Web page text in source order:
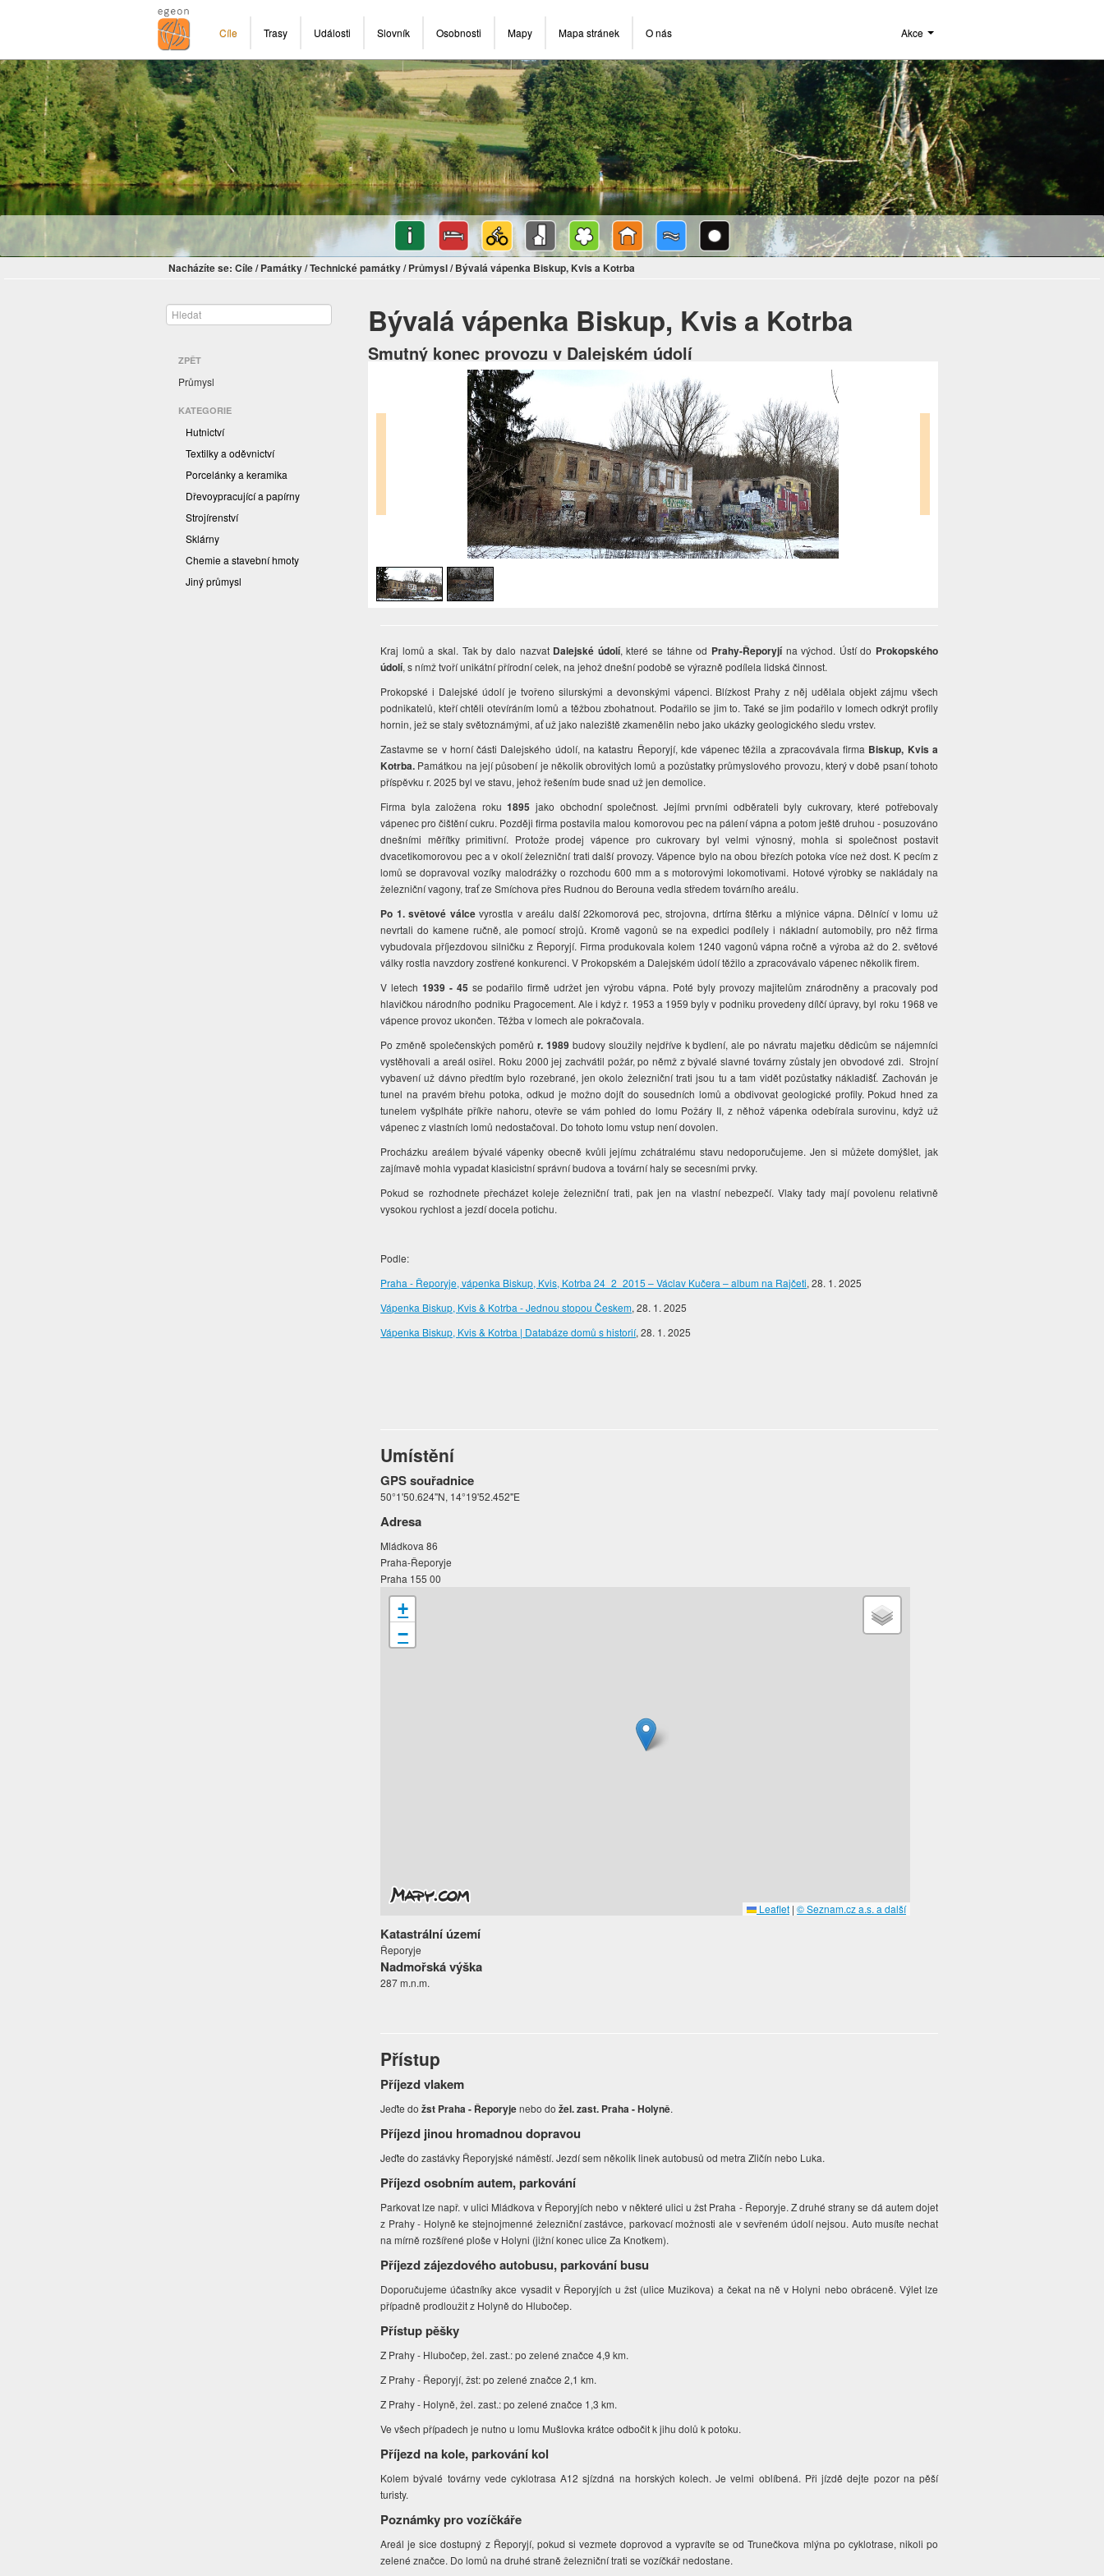
Cíle Trasy Události Slovník Osobnosti Mapy Mapa stránek O nás Akce
Nacházíte se: Cíle/ Památky/Technické památky/ Průmysl/ Bývalá vápenka Biskup, Kvis a Kotrba
ZPĚT
Průmysl
KATEGORIE
Hutnictví
Textilky a oděvnictví
Porcelánky a keramika
Dřevoypracující a papírny
Strojírenství
Sklárny
Chemie a stavební hmoty
Jiný průmysl
Bývalá vápenka Biskup, Kvis a Kotrba
Smutný konec provozu v Dalejském údolí
Kraj lomů a skal. Tak by dalo nazvat Dalejské údolí, které se táhne od Prahy-Řeporyjína východ. Ústí do Prokopského
údolí, s nímž tvoří unikátní přírodní celek, na jehož dnešní podobě se výrazně podílela lidská činnost.
Prokopské i Dalejské údolí je tvořeno silurskými a devonskými vápenci. Blízkost Prahy z něj udělala objekt zájmu všech
podnikatelů, kteří chtěli otevíráním lomů a těžbou zbohatnout. Podařilo se jim to. Také se jim podařilo v lomech odkrýt profily
hornin, jež se staly světoznámými, ať už jako naleziště zkamenělin nebo jako ukázky geologického sledu vrstev.
Zastavme se v horní části Dalejského údolí, na katastru Řeporyjí, kde vápenec těžila a zpracovávala firma Biskup, Kvis a
Kotrba. Památkou na její působení je několik obrovitých lomů a pozůstatky průmyslového provozu, který v době psaní tohoto
příspěvku r. 2025 byl ve stavu, jehož řešením bude snad už jen demolice.
Firma byla založena roku1895 jako obchodní společnost. Jejími prvními odběrateli byly cukrovary, které potřebovaly
vápenec pro čištění cukru. Později firma postavila malou komorovou pec na pálení vápna a potom ještě druhou - posuzováno
dnešními měřítky primitivní. Protože prodej vápence pro cukrovary byl velmi výnosný, mohla si společnost postavit
dvacetikomorovou pec a v okolí železniční trati další provozy. Vápence bylo na obou březích potoka více než dost. K pecím z
lomů se dopravoval vozíky malodrážky o rozchodu 600 mm a s motorovými lokomotivami. Hotové výrobky se nakládaly na
železniční vagony, trať ze Smíchova přes Rudnou do Berouna vedla středem továrního areálu.
Po 1. světové válcevyrostla v areálu další 22komorová pec, strojovna, drtírna štěrku a mlýnice vápna. Dělnící v lomu už
nevrtali do kamene ručně, ale pomocí strojů. Kromě vagonů se na expedici podílely i nákladní automobily, pro něž firma
vybudovala příjezdovou silničku z Řeporyjí. Firma produkovala kolem 1240 vagonů vápna ročně a výroba až do 2. světové
války rostla navzdory zostřené konkurenci. V Prokopském a Dalejském údolí těžilo a zpracovávalo vápenec několik firem.
V letech 1939 - 45 se podařilo firmě udržet jen výrobu vápna. Poté byly provozy majitelům znárodněny a pracovaly pod
hlavičkou národního podniku Pragocement. Ale i když r. 1953 a 1959 byly v podniku provedeny dílčí úpravy, byl roku 1968 ve
vápence provoz ukončen. Těžba v lomech ale pokračovala.
Po změně společenských poměrů r. 1989budovy sloužily nejdříve k bydlení, ale po návratu majetku dědicům se nájemníci
vystěhovali a areál osiřel. Roku 2000 jej zachvátil požár, po němž z bývalé slavné továrny zůstaly jen obvodové zdi. Strojní
vybavení už dávno předtím bylo rozebrané, jen okolo železniční trati jsou tu a tam vidět pozůstatky nákladišť. Zachován je
tunel na pravém břehu potoka, odkud je možno dojít do sousedních lomů a obdivovat geologické profily. Pokud hned za
tunelem vyšplháte příkře nahoru, otevře se vám pohled do lomu Požáry II, z něhož vápenka odebírala surovinu, když už
vápenec z vlastních lomů nedostačoval. Do tohoto lomu vstup není dovolen.
Procházku areálem bývalé vápenky obecně kvůli jejímu zchátralému stavu nedoporučujeme. Jen si můžete domýšlet, jak
zajímavě mohla vypadat klasicistní správní budova a tovární haly se secesními prvky.
Pokud se rozhodnete přecházet koleje železniční trati, pak jen na vlastní nebezpečí. Vlaky tady mají povolenu relativně
vysokou rychlost a jezdí docela potichu.
Podle:
Praha - Řeporyje, vápenka Biskup, Kvis, Kotrba 24_2_2015 – Václav Kučera – album na Rajčeti, 28. 1. 2025
Vápenka Biskup, Kvis & Kotrba - Jednou stopou Českem, 28. 1. 2025
Vápenka Biskup, Kvis & Kotrba | Databáze domů s historií, 28. 1. 2025
Umístění
GPS souřadnice
50°1'50.624"N, 14°19'52.452"E
Adresa
Mládkova 86
Praha-Řeporyje
Praha 155 00
+
−
Leaflet | © Seznam.cz a.s. a další
Katastrální území
Řeporyje
Nadmořská výška
287 m.n.m.
Přístup
Příjezd vlakem
Jeďte dožst Praha - Řeporyjenebo dožel. zast. Praha - Holyně.
Příjezd jinou hromadnou dopravou
Jeďte do zastávky Řeporyjské náměstí. Jezdí sem několik linek autobusů od metra Zličín nebo Luka.
Příjezd osobním autem, parkování
Parkovat lze např. v ulici Mládkova v Řeporyjích nebo v některé ulici u žst Praha - Řeporyje. Z druhé strany se dá autem dojet
z Prahy - Holyně ke stejnojmenné železniční zastávce, parkovací možnosti ale v sevřeném údolí nejsou. Auto musíte nechat
na mírně rozšířené ploše v Holyni (jižní konec ulice Za Knotkem).
Příjezd zájezdového autobusu, parkování busu
Doporučujeme účastníky akce vysadit v Řeporyjích u žst (ulice Muzikova) a čekat na ně v Holyni nebo obráceně. Výlet lze
případně prodloužit z Holyně do Hlubočep.
Přístup pěšky
Z Prahy - Hlubočep, žel. zast.: po zelené značce 4,9 km.
Z Prahy - Řeporyjí, žst: po zelené značce 2,1 km.
Z Prahy - Holyně, žel. zast.: po zelené značce 1,3 km.
Ve všech případech je nutno u lomu Mušlovka krátce odbočit k jihu dolů k potoku.
Příjezd na kole, parkování kol
Kolem bývalé továrny vede cyklotrasa A12 sjízdná na horských kolech. Je velmi oblíbená. Při jízdě dejte pozor na pěší
turisty.
Poznámky pro vozíčkáře
Areál je sice dostupný z Řeporyjí, pokud si vezmete doprovod a vypravíte se od Trunečkova mlýna po cyklotrase, nikoli po
zelené značce. Do lomů na druhé straně železniční trati se vozíčkář nedostane.